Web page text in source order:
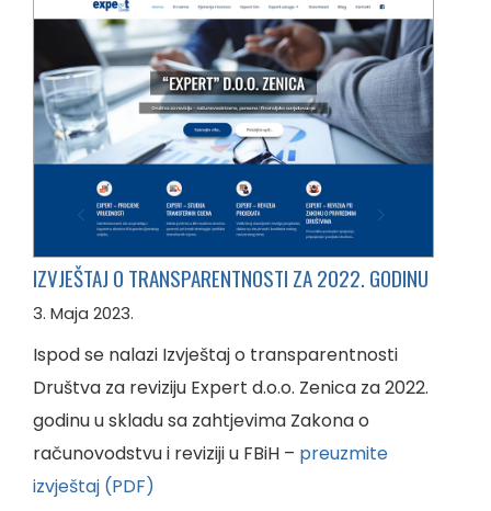
IZVJEŠTAJ O TRANSPARENTNOSTI ZA 2022. GODINU
3. Maja 2023.
Ispod se nalazi Izvještaj o transparentnosti
Društva za reviziju Expert d.o.o. Zenica za 2022.
godinu u skladu sa zahtjevima Zakona o
računovodstvu i reviziji u FBiH – preuzmite
izvještaj (PDF)